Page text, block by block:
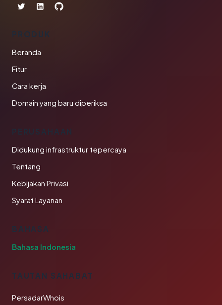
PRODUK
Beranda
Fitur
Cara kerja
Domain yang baru diperiksa
PERUSAHAAN
Didukung infrastruktur tepercaya
Tentang
Kebijakan Privasi
Syarat Layanan
BAHASA
Bahasa Indonesia
TAUTAN SAHABAT
PersadarWhois